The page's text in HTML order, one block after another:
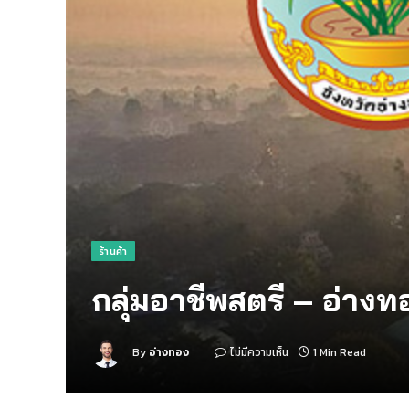
ร้านค้า
กลุ่มอาชีพสตรี – อ่างท
By อ่างทอง ไม่มีความเห็น 1 Min Read